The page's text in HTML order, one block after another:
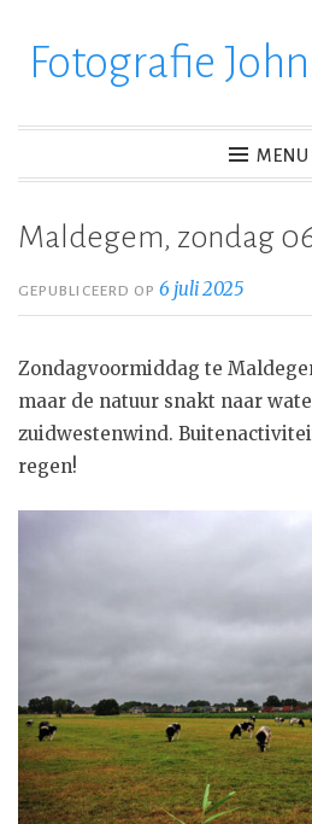
verderFotografie
MENU
Maldegem, zondag
GEPUBLICEERD OP6 juli 2025
Zondagvoormiddag te
maar de natuur snakt naar
zuidwestenwind.
regen!